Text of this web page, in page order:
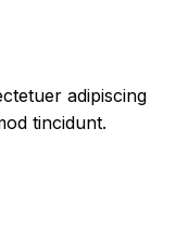
adipiscing
tincidunt.